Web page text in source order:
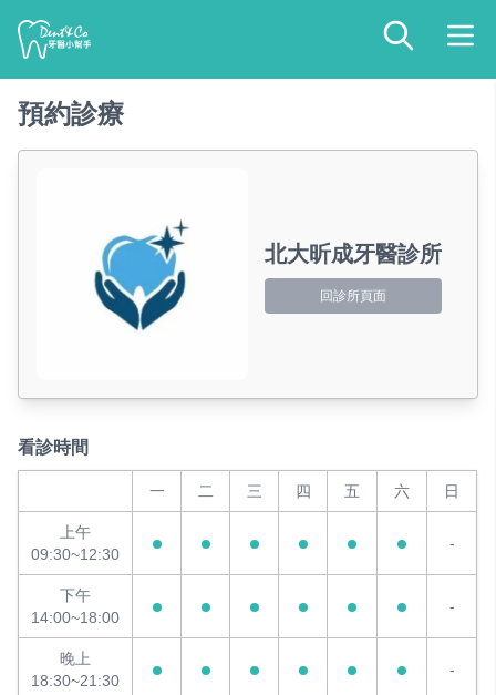
預約診療
北大昕成牙醫診所
回診所頁面
看診時間
一 二 三 四 五 六 日
上午
09:30~12:30
-
下午
14:00~18:00
-
晚上
18:30~21:30
-